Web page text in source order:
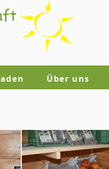
Über uns